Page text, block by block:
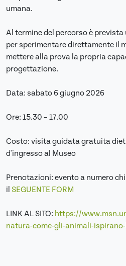
umana.
Al termine del percorso è
per sperimentare direttamente il
mettere alla prova la propria
progettazione.
Data: sabato 6 giugno 2026
Ore: 15.30 – 17.00
Costo: visita guidata gratuita
d'ingresso al Museo
Prenotazioni: evento a numero
il SEGUENTE FORM
LINK AL SITO: https://
natura-come-gli-animali-